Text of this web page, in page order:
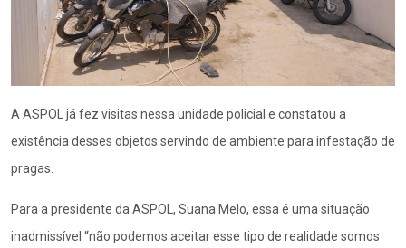
A ASPOL já fez visitas nessa unidade policial e constatou a
existência desses objetos servindo de ambiente para infestação de
pragas.
Para a presidente da ASPOL, Suana Melo, essa é uma situação
inadmissível “não podemos aceitar esse tipo de realidade somos